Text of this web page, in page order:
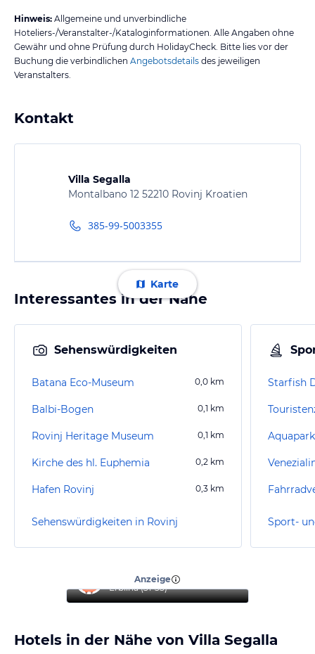
Hinweis: Allgemeine und unverbindliche
Hoteliers-/Veranstalter-/Kataloginformationen. Alle Angaben ohne
Gewähr und ohne Prüfung durch HolidayCheck. Bitte lies vor der
Buchung die verbindlichen Angebotsdetails des jeweiligen
Veranstalters.
Kontakt
Villa Segalla
Montalbano 12 52210 Rovinj Kroatien
385-99-5003355
Karte
Interessantes in der Nähe
Sehenswürdigkeiten
Batana Eco-Museum 0,0 km
Balbi-Bogen 0,1 km
Rovinj Heritage Museum 0,1 km
Kirche des hl. Euphemia 0,2 km
Hafen Rovinj 0,3 km
Sehenswürdigkeiten in Rovinj
Starfish
Sport-
Anzeige
Erblina (31-35)
Hotels in der Nähe von Villa Segalla